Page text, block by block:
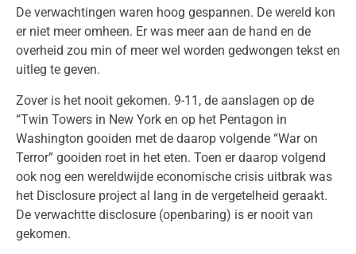
De verwachtingen waren hoog gespannen. De wereld kon
er niet meer omheen. Er was meer aan de hand en de
overheid zou min of meer wel worden gedwongen tekst en
uitleg te geven.
Zover is het nooit gekomen. 9-11, de aanslagen op de
“Twin Towers in New York en op het Pentagon in
Washington gooiden met de daarop volgende “War on
Terror” gooiden roet in het eten. Toen er daarop volgend
ook nog een wereldwijde economische crisis uitbrak was
het Disclosure project al lang in de vergetelheid geraakt.
De verwachtte disclosure (openbaring) is er nooit van
gekomen.